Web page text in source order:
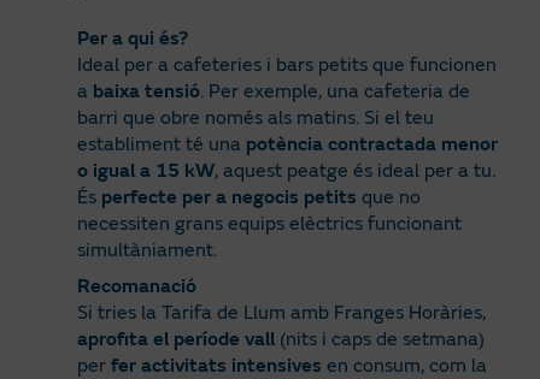
Per a qui és?
Ideal per a cafeteries i bars petits que funcionen
a baixa tensió. Per exemple, una cafeteria de
barri que obre només als matins. Si el teu
establiment té una potència contractada menor
o igual a 15 kW, aquest peatge és ideal per a tu.
És perfecte per a negocis petits que no
necessiten grans equips elèctrics funcionant
simultàniament.
Recomanació
Si tries la Tarifa de Llum amb Franges Horàries,
aprofita el període vall (nits i caps de setmana)
per fer activitats intensives en consum, com la